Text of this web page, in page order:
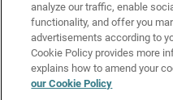
Privacy Policy
Media & Brand Kit
Manage Email Preferences
analyze our traffic, enable
functionality, and offer you
advertisements according to
Cookie Policy provides more
explains how to amend your
our Cookie Policy